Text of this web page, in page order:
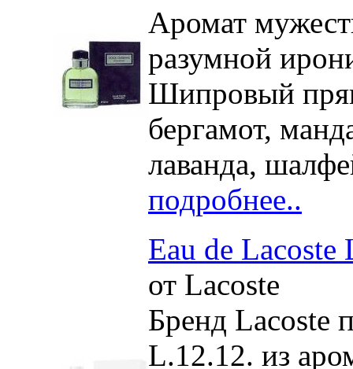
Аромат
разумной
Шипровый
бергамот,
лаванда,
подробнее..
Eau de
от Lacoste
Бренд Lacoste
L.12.12. из